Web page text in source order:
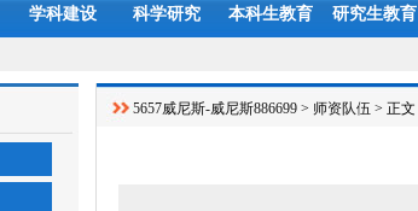
学科建设 科学研究 本科生教育 研究生教育
5657威尼斯-威尼斯886699 > 师资队伍 > 正文